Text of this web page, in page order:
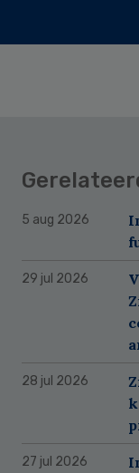
5 aug 2026
29 jul 2026
28 jul 2026
27 jul 2026